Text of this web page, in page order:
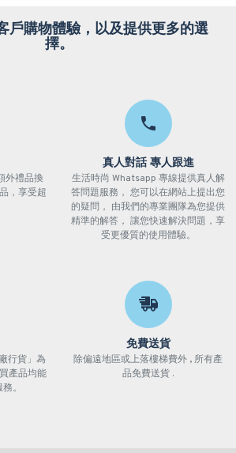
戶購物體驗，以及提供更多的選
擇。
外禮品換
，享受超
真人對話 專人跟進
生活時尚 Whatsapp 專線提供真人解
答問題服務， 您可以在網站上提出您
的疑問， 由我們的專業團隊為您提供
精準的解答， 讓您快速解決問題，享
受更優質的使用體驗。
行貨」為
產品均能
。
免費送貨
除偏遠地區或上落樓梯費外 , 所有產
品免費送貨 .